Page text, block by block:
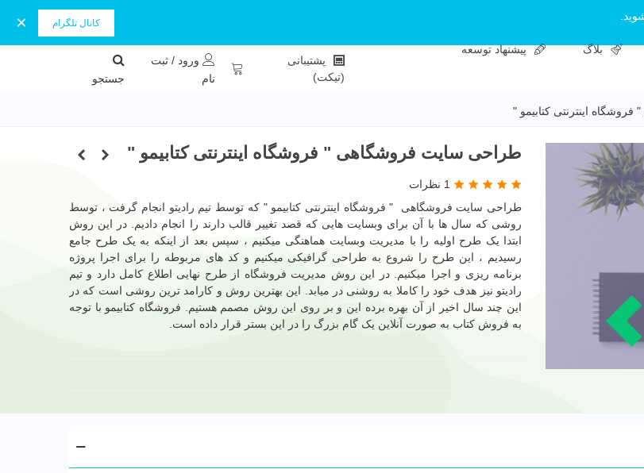
کانال تلگرام ×
بلاگ پیشنهاد توسعه
پشتیبانی
(تیکت)
ورود / ثبت
نام
جستجو
اینترنتی کتابیمو "
طراحی سایت فروشگاهی " فروشگاه اینترنتی کتابیمو "
1 نظرات
طراحی سایت فروشگاهی " فروشگاه اینترنتی کتابیمو " که توسط تیم رادیتو انجام گرفت ، توسط
روشی که سال ها با آن برای وبسایت هایی که قصد تغییر قالب دارند را انجام دادیم. در این روش
ابتدا یک طرح اولیه را با مدیریت وبسایت هماهنگی میکنیم ، سپس بعد از اینکه به یک طرح جامع
رسیدیم ، این طرح را شروع به طراحی گرافیکی میکنیم و کد های مربوطه را برای اجرا پروژه
برنامه ریزی و اجرا میکنیم. در این روش مدیریت فروشگاه از طرح نهایی اطلاع کامل دارد و تیم
رادیتو نیز هدف خود را کاملا به روشنی در میابد. این بهترین روش و کارامد ترین روشی است که در
این چند سال اخیر از آن بهره برده این و بر روی این روش مصمم هستیم. فروشگاه کتابیمو با توجه
به فروش کتاب به صورت آنلاین یک گام بزرگ را در این بستر قرار داده است.